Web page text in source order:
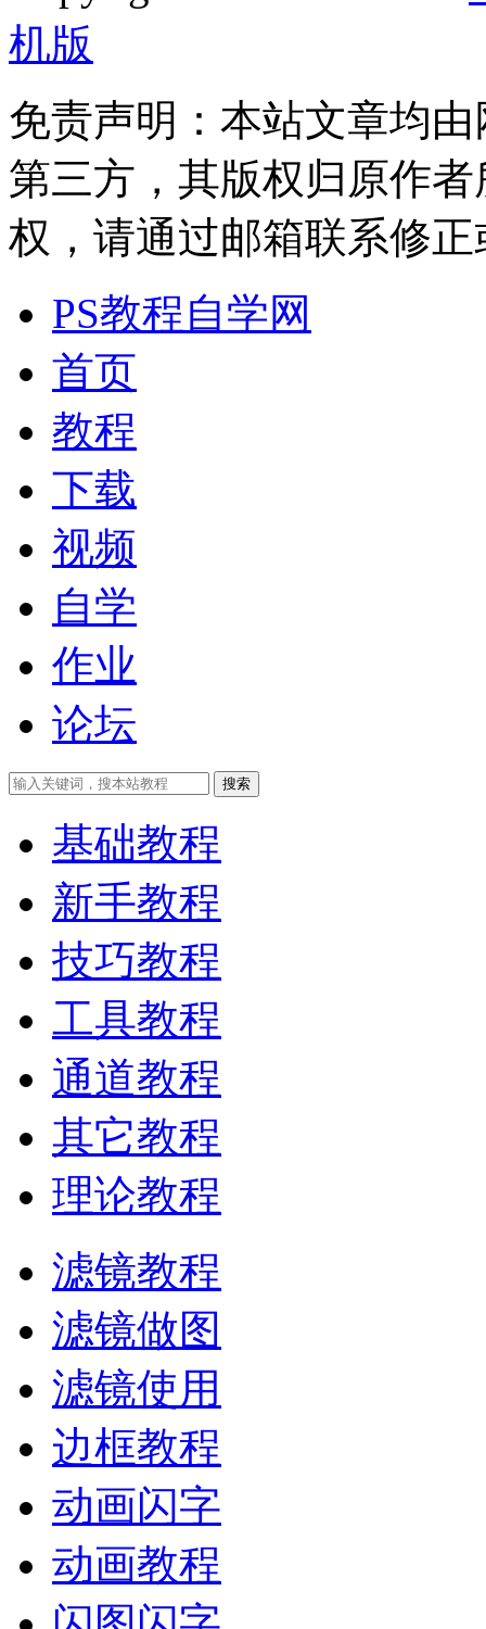
机版
免责声明：本站文章均
第三方，其版权归原作
权，请通过邮箱联系修正
PS教程自学网
首页
教程
下载
视频
自学
作业
论坛
搜索
基础教程
新手教程
技巧教程
工具教程
通道教程
其它教程
理论教程
滤镜教程
滤镜做图
滤镜使用
边框教程
动画闪字
动画教程